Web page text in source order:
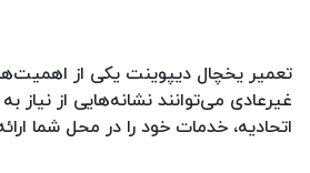
تعمیر یخچال دیپوینت یکی از
اتحادیه، خدمات خود را در محل شما